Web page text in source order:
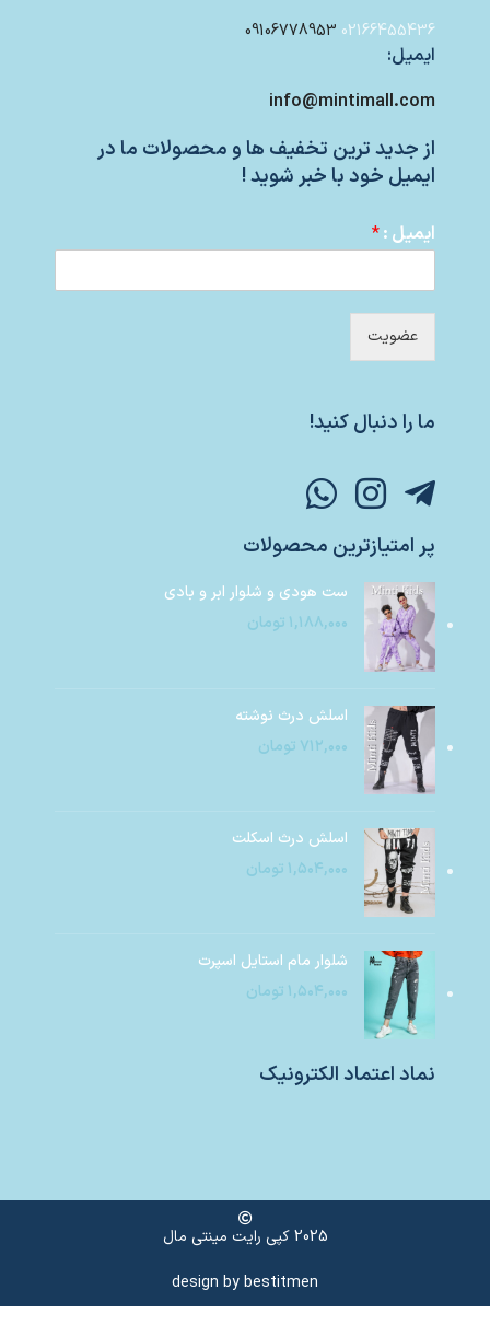
02166455436
09106778953
ایمیل:
info@mintimall.com
از جدید ترین تخفیف ها و محصولات ما در
ایمیل خود با خبر شوید !
ایمیل :*
عضویت
ما را دنبال کنید!
پر امتیازترین محصولات
ست هودی و شلوار ابر و بادی
۱,۱۸۸,۰۰۰ تومان
اسلش درث نوشته
۷۱۲,۰۰۰ تومان
اسلش درث اسکلت
۱,۵۰۴,۰۰۰ تومان
شلوار مام استایل اسپرت
۱,۵۰۴,۰۰۰ تومان
نماد اعتماد الکترونیک
2025 کپی رایت مینتی مال
design bybestitmen